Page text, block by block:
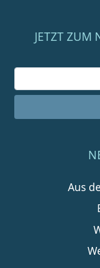
JETZT ZUM
Aus